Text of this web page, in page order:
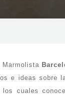
e ideas sobre
los cuales